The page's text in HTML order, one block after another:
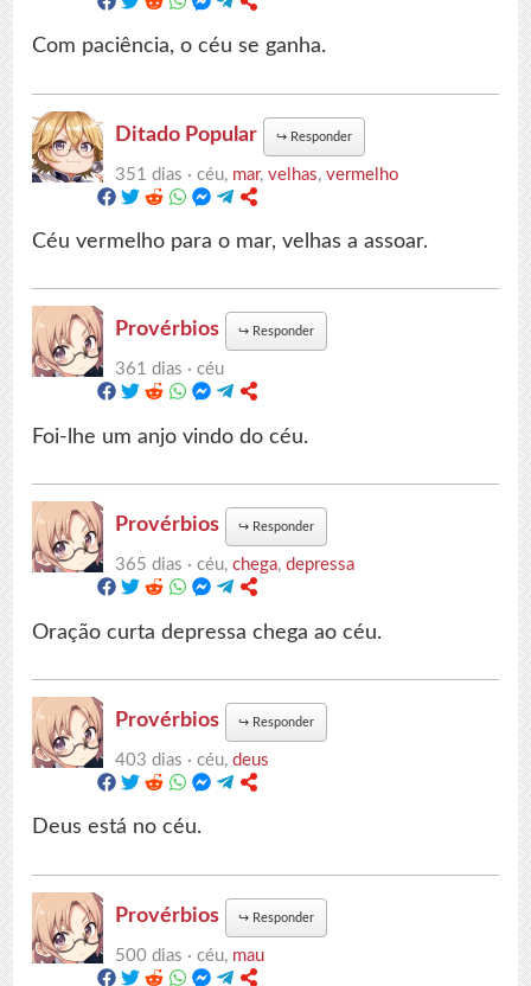
Com paciência, o céu se ganha.
Ditado Popular ↪ Responder
351 dias ·céu, mar,velhas,vermelho
Céu vermelho para o mar, velhas a assoar.
Provérbios ↪ Responder
361 dias ·céu
Foi-lhe um anjo vindo do céu.
Provérbios ↪ Responder
365 dias ·céu,chega,depressa
Oração curta depressa chega ao céu.
Provérbios ↪ Responder
403 dias ·céu,deus
Deus está no céu.
Provérbios ↪ Responder
500 dias ·céu, mau